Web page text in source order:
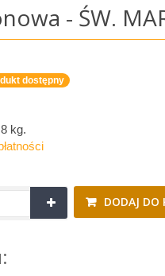
- ŚW.
dostępny
kg.
DODAJ DO